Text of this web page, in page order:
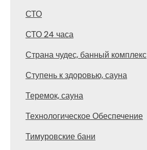
СТО
СТО 24 часа
Страна чудес, банный комплекс
Ступень к здоровью, сауна
Теремок, сауна
Технологическое Обеспечение
Тимуровские бани